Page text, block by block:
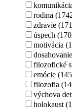
rodina
zdravie
úspech
motivácia
filozofické
emócie
filozofia
výchova
holokaust